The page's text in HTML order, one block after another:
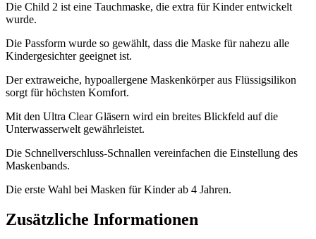
Die Child 2 ist eine Tauchmaske, die extra für Kinder entwickelt
wurde.
Die Passform wurde so gewählt, dass die Maske für nahezu alle
Kindergesichter geeignet ist.
Der extraweiche, hypoallergene Maskenkörper aus Flüssigsilikon
sorgt für höchsten Komfort.
Mit den Ultra Clear Gläsern wird ein breites Blickfeld auf die
Unterwasserwelt gewährleistet.
Die Schnellverschluss-Schnallen vereinfachen die Einstellung des
Maskenbands.
Die erste Wahl bei Masken für Kinder ab 4 Jahren.
Zusätzliche Informationen